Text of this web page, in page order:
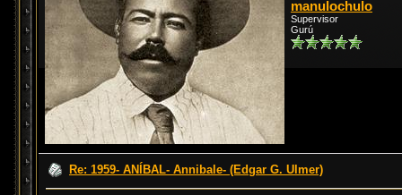
manulochulo
Supervisor
Gurú
Re: 1959- ANÍBAL- Annibale- (Edgar G. Ulmer)